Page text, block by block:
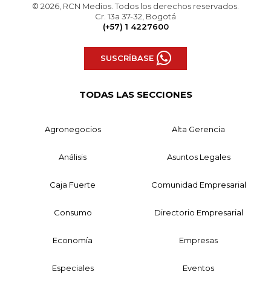
© 2026, RCN Medios. Todos los derechos reservados.
Cr. 13a 37-32, Bogotá
(+57) 1 4227600
SUSCRÍBASE
TODAS LAS SECCIONES
Agronegocios Alta Gerencia
Análisis Asuntos Legales
Caja Fuerte Comunidad Empresarial
Consumo Directorio Empresarial
Economía Empresas
Especiales Eventos